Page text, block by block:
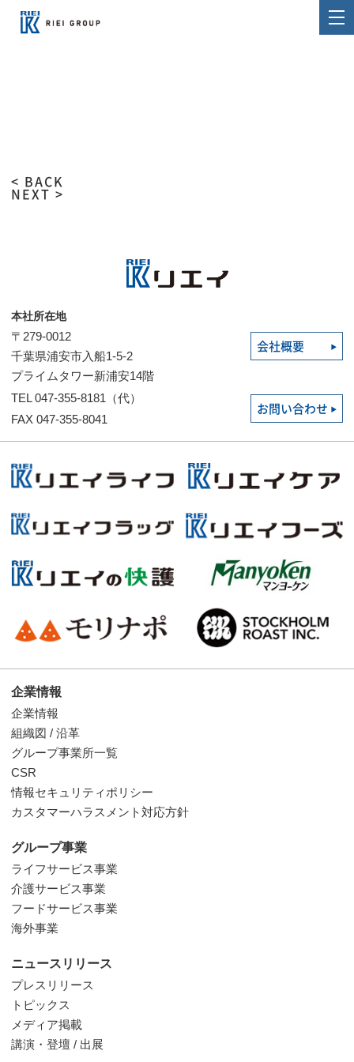
< BACK
NEXT >
本社所在地
〒279-0012
千葉県浦安市入船1-5-2
プライムタワー新浦安14階
会社概要
TEL 047-355-8181（代）
FAX 047-355-8041
お問い合わせ
企業情報
企業情報
組織図 / 沿革
グループ事業所一覧
CSR
情報セキュリティポリシー
カスタマーハラスメント対応方針
グループ事業
ライフサービス事業
介護サービス事業
フードサービス事業
海外事業
ニュースリリース
プレスリリース
トピックス
メディア掲載
講演・登壇 / 出展